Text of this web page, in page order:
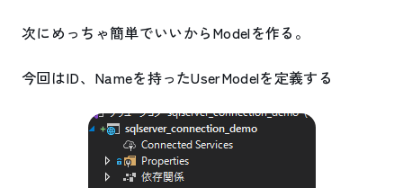
次にめっちゃ簡単でいいからModelを作る。
今回はID、Nameを持ったUserModelを定義する